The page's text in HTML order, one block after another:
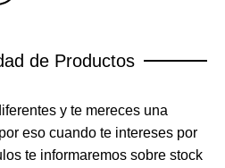
de Productos
y te mereces una
eso cuando te intereses por
te informaremos sobre stock